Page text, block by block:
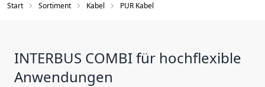
Start Sortiment Kabel PUR Kabel
INTERBUS COMBI für hochflexible
Anwendungen